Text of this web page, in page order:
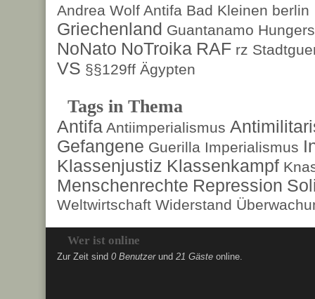
Andrea Wolf Antifa Bad Kleinen berlin
Griechenland Guantanamo
NoNato NoTroika RAF rz
VS §§129ff Ägypten
Tags in Thema
Antifa Antiimperialismus
Gefangene Guerilla Imperialismus
Klassenjustiz Klassenkampf
Menschenrechte Repression
Weltwirtschaft Widerstand
Wer ist online
Zur Zeit sind 0 Benutzerund 21 Gäste online.